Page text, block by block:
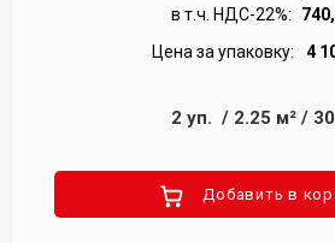
в т.ч. НДС-22%:
Цена за упаковку:
4
2 уп. / 2.25 м² / 30
Добавить в